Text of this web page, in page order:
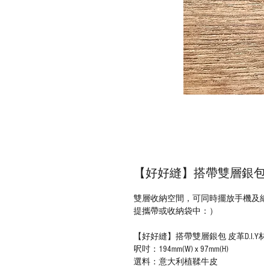
【好好縫】搭帶雙層銀
雙層收納空間，可同時擺放手機
提攜帶或收納袋中：）
【好好縫】搭帶雙層銀包 皮革D.I.Y
呎吋：194mm(W) x 97mm(H)
選料：意大利植鞣牛皮